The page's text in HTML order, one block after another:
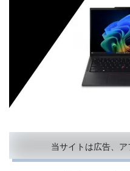
当サイトは広告、